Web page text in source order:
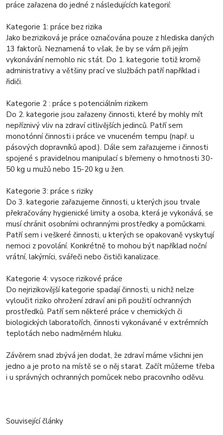
práce zařazena do jedné z následujících kategorií:
Kategorie 1: práce bez rizika
Jako bezriziková je práce označována pouze z hlediska daných
13 faktorů. Neznamená to však, že by se vám při jejím
vykonávání nemohlo nic stát. Do 1. kategorie totiž kromě
administrativy a většiny prací ve službách patří například i
řidiči.
Kategorie 2 : práce s potenciálním rizikem
Do 2. kategorie jsou zařazeny činnosti, které by mohly mít
nepříznivý vliv na zdraví citlivějších jedinců. Patří sem
monotónní činnosti i práce ve vnuceném tempu (např. u
pásových dopravníků apod.). Dále sem zařazujeme i činnosti
spojené s pravidelnou manipulací s břemeny o hmotnosti 30-
50 kg u mužů nebo 15-20 kg u žen.
Kategorie 3: práce s riziky
Do 3. kategorie zařazujeme činnosti, u kterých jsou trvale
překračovány hygienické limity a osoba, která je vykonává, se
musí chránit osobními ochrannými prostředky a pomůckami.
Patří sem i veškeré činnosti, u kterých se opakovaně vyskytují
nemoci z povolání. Konkrétně to mohou být například noční
vrátní, lakýrníci, svářeči nebo čističi kanalizace.
Kategorie 4: vysoce rizikové práce
Do nejrizikovější kategorie spadají činnosti, u nichž nelze
vyloučit riziko ohrožení zdraví ani při použití ochranných
prostředků. Patří sem některé práce v chemických či
biologických laboratořích, činnosti vykonávané v extrémních
teplotách nebo nadměrném hluku.
Závěrem snad zbývá jen dodat, že zdraví máme všichni jen
jedno a je proto na místě se o něj starat. Začít můžeme třeba
i u správných ochranných pomůcek nebo pracovního oděvu.
Související články